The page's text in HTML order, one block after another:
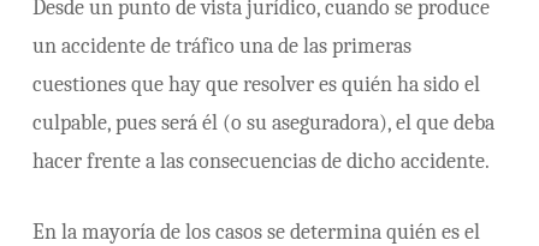
Desde un punto de vista jurídico, cuando se produce
un accidente de tráfico una de las primeras
cuestiones que hay que resolver es quién ha sido el
culpable, pues será él (o su aseguradora), el que deba
hacer frente a las consecuencias de dicho accidente.
En la mayoría de los casos se determina quién es el